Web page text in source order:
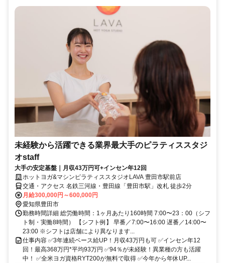
未経験から活躍できる業界最大手のピラティススタジ
オstaff
大手の安定基盤｜月収43万円可+インセン年12回
ホットヨガ&マシンピラティススタジオLAVA 豊田市駅前店
交通・アクセス 名鉄三河線・豊田線「豊田市駅」改札 徒歩2分
月給300,000円～600,000円
愛知県豊田市
勤務時間詳細 総労働時間：1ヶ月あたり160時間 7:00〜23：00（シフ
ト制・実働8時間） 【シフト例】 早番／7:00〜16:00 遅番／14:00〜
23:00 ※シフトは店舗により異なります...
仕事内容 ✅3年連続ベース給UP！月収43万円も可 ✅インセン年12
回！最高368万円*平均93万円 ✅94％が未経験！異業種の方も活躍
中！ ✅全米ヨガ資格RYT200が無料で取得 ✅今年から年休UP...